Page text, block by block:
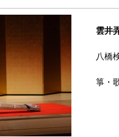
雲井
八橋
箏・